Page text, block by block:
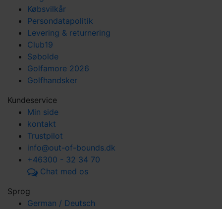
Købsvilkår
Persondatapolitik
Levering & returnering
Club19
Søbolde
Golfamore 2026
Golfhandsker
Kundeservice
Min side
kontakt
Trustpilot
info@out-of-bounds.dk
+46300 - 32 34 70
Chat med os
Sprog
German / Deutsch